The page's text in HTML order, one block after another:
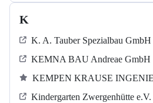
K
K. A. Tauber Spezialbau
KEMNA BAU Andreae
KEMPEN KRAUSE
Kindergarten Zwergenhütte e.V.